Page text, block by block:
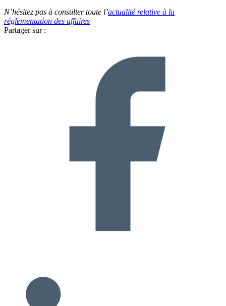
N’hésitez pas à consulter toute l’actualité relative à la
réglementation des affaires
Partager sur :